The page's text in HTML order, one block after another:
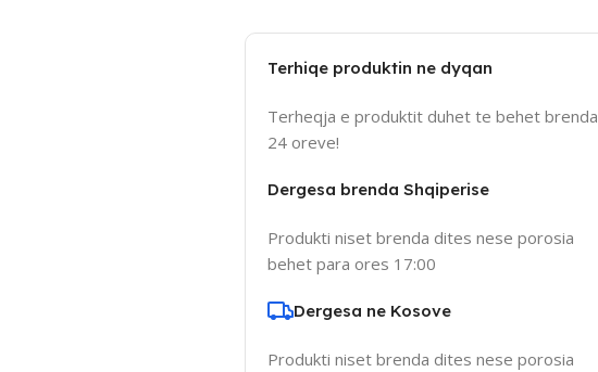
Terhiqe produktin ne dyqan
Terheqja e produktit duhet te behet brenda
24 oreve!
Dergesa brenda Shqiperise
Produkti niset brenda dites nese porosia
behet para ores 17:00
Dergesa ne Kosove
Produkti niset brenda dites nese porosia